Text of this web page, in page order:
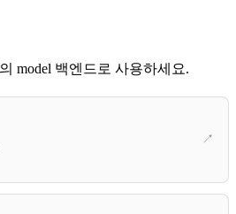
model 백엔드로 사용하세요.